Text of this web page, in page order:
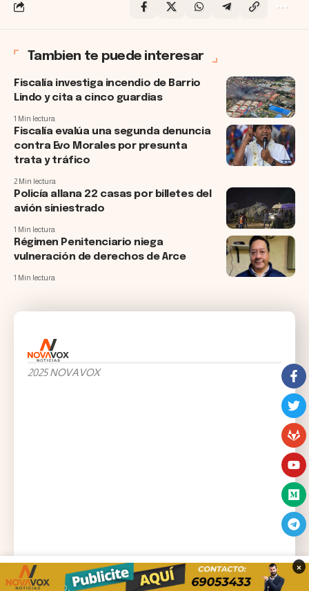
×
Tambien te puede interesar
Fiscalía investiga incendio de Barrio
Lindo y cita a cinco guardias
1 Min lectura
Fiscalía evalúa una segunda denuncia
contra Evo Morales por presunta
trata y tráfico
2 Min lectura
Policía allana 22 casas por billetes del
avión siniestrado
1 Min lectura
Régimen Penitenciario niega
vulneración de derechos de Arce
1 Min lectura
2025 NOVAVOX